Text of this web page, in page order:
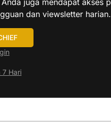
dan viewsletter harian.
7 Hari